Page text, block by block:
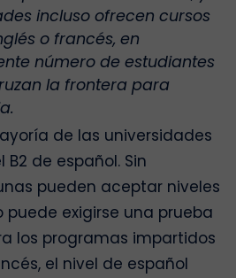
incluso ofrecen cursos
o francés, en
número de estudiantes
la frontera para
de las universidades
B2 de español. Sin
pueden aceptar niveles
puede exigirse una prueba
los programas impartidos
el nivel de español